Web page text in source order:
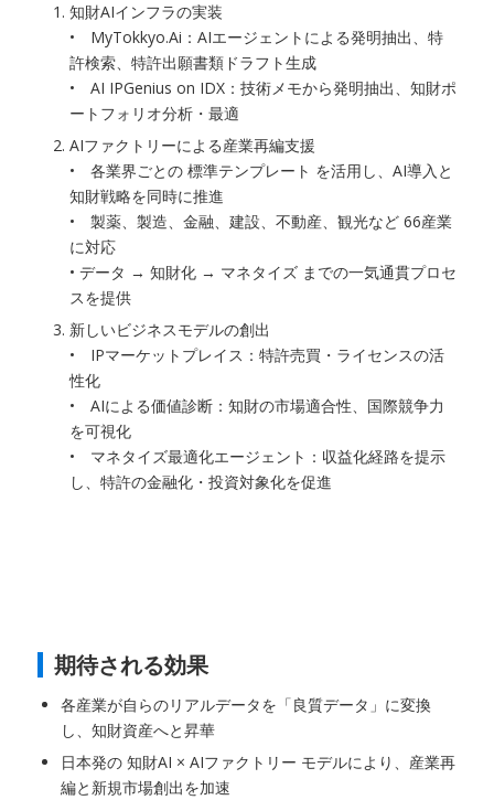
知財AIインフラの実装
• MyTokkyo.Ai：AIエージェントによる発明抽出、特
許検索、特許出願書類ドラフト生成
• AI IPGenius on IDX：技術メモから発明抽出、知財ポ
ートフォリオ分析・最適
AIファクトリーによる産業再編支援
• 各業界ごとの 標準テンプレート を活用し、AI導入と
知財戦略を同時に推進
• 製薬、製造、金融、建設、不動産、観光など 66産業
に対応
• データ → 知財化 → マネタイズ までの一気通貫プロセ
スを提供
新しいビジネスモデルの創出
• IPマーケットプレイス：特許売買・ライセンスの活
性化
• AIによる価値診断：知財の市場適合性、国際競争力
を可視化
• マネタイズ最適化エージェント：収益化経路を提示
し、特許の金融化・投資対象化を促進
期待される効果
各産業が自らのリアルデータを「良質データ」に変換
し、知財資産へと昇華
日本発の 知財AI × AIファクトリー モデルにより、産業再
編と新規市場創出を加速